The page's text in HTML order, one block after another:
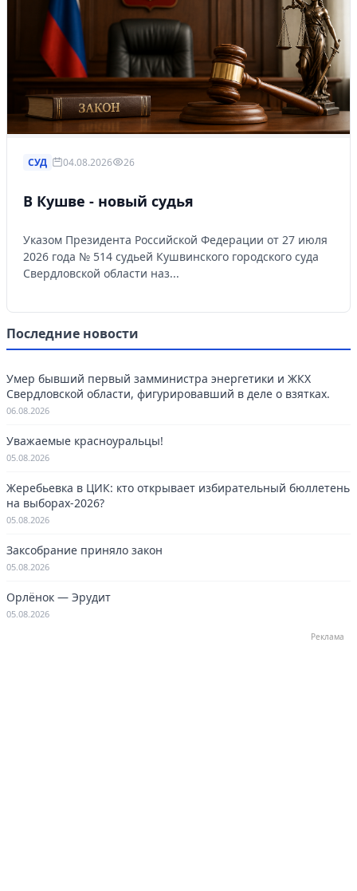
СУД 04.08.2026 26
В Кушве - новый судья
Указом Президента Российской Федерации от 27 июля
2026 года № 514 судьей Кушвинского городского суда
Свердловской области наз...
Последние новости
Умер бывший первый замминистра энергетики и ЖКХ
Свердловской области, фигурировавший в деле о взятках.
06.08.2026
Уважаемые красноуральцы!
05.08.2026
Жеребьевка в ЦИК: кто открывает избирательный бюллетень
на выборах-2026?
05.08.2026
Заксобрание приняло закон
05.08.2026
Орлёнок — Эрудит
05.08.2026
Реклама